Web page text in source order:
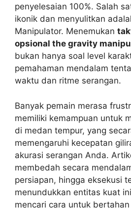
penyelesaian 100%. Salah
ikonik dan menyulitkan
Manipulator. Menemukan
opsional the gravity
bukan hanya soal level
pemahaman mendalam
waktu dan ritme serangan.
Banyak pemain merasa
memiliki kemampuan untuk
di medan tempur, yang
memengaruhi kecepatan
akurasi serangan Anda.
membedah secara
persiapan, hingga eksekusi
menundukkan entitas kuat
mencari cara untuk